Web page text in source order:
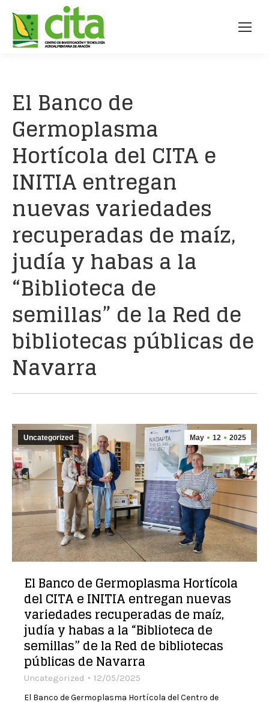
El Banco de
Germoplasma
Hortícola del CITA e
INITIA entregan
nuevas variedades
recuperadas de maíz,
judía y habas a la
“Biblioteca de
semillas” de la Red de
bibliotecas públicas de
Navarra
May 12 2025
Uncategorized
El Banco de Germoplasma Hortícola
del CITA e INITIA entregan nuevas
variedades recuperadas de maíz,
judía y habas a la “Biblioteca de
semillas” de la Red de bibliotecas
públicas de Navarra
Uncategorized 12/05/2025
El Banco de Germoplasma Hortícola del Centro de